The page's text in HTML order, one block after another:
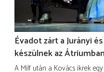
Évadot zárt a Jurányi
készülnek az Átriumban
A Milf után a Kovács ikrek